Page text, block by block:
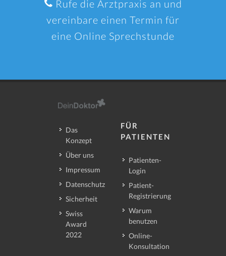
Rufe die Arztpraxis an und
vereinbare einen Termin für
eine Online Sprechstunde
Das
Konzept
Über uns
Impressum
Datenschutz
Sicherheit
Swiss
Award
2022
FÜR
PATIENTEN
Patienten-
Login
Patient-
Registrierung
Warum
benutzen
Online-
Konsultation